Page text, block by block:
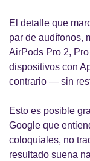
El detalle que
par de audífonos,
AirPods Pro 2,
dispositivos con
contrario — sin
Esto es posible
Google que
coloquiales, no
resultado suena